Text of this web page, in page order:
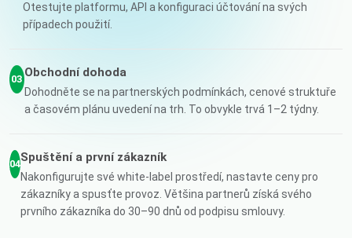
Otestujte platformu, API a konfiguraci účtování na svých
případech použití.
03Obchodní dohoda
Dohodněte se na partnerských podmínkách, cenové struktuře
a časovém plánu uvedení na trh. To obvykle trvá 1–2 týdny.
04Spuštění a první zákazník
Nakonfigurujte své white-label prostředí, nastavte ceny pro
zákazníky a spusťte provoz. Většina partnerů získá svého
prvního zákazníka do 30–90 dnů od podpisu smlouvy.